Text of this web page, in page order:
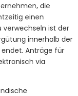
die
einen
verwechseln ist der
innerhalb der
endet. Anträge für
via